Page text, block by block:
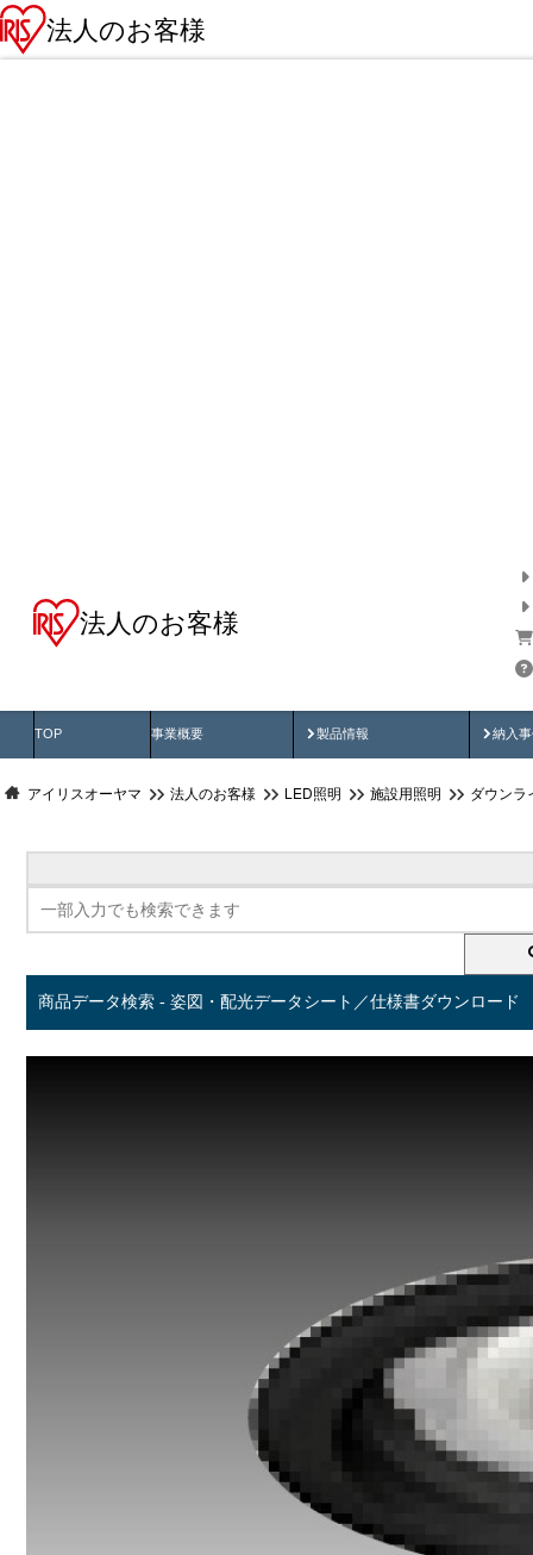
法人のお客様
法人のお客様
TOP 事業概要 製品情報
製品動画 納入
納
アイリスオーヤマ 法人のお客様 LED照明 施設用照明 ダウンラ
商品データ検索 - 姿図・配光データシート／仕様書ダウンロード